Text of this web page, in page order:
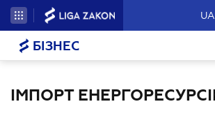
UA
БІЗНЕС
ІМПОРТ